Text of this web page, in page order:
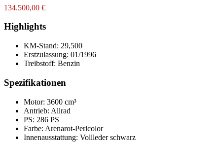
134.500,00 €
Highlights
KM-Stand: 29,500
Erstzulassung: 01/1996
Treibstoff: Benzin
Spezifikationen
Motor: 3600 cm³
Antrieb: Allrad
PS: 286 PS
Farbe: Arenarot-Perlcolor
Innenausstattung: Vollleder schwarz